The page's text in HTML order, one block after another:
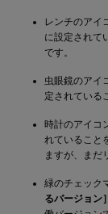
レンチのアイ
に設定されて
です。
虫眼鏡のアイ
定されている
時計のアイコ
れていること
ますが、まだ
緑のチェック
るバージョン］